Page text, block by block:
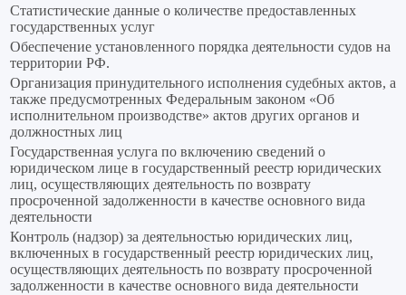
Статистические данные о количестве предоставленных
государственных услуг
Обеспечение установленного порядка деятельности судов на
территории РФ.
Организация принудительного исполнения судебных актов, а
также предусмотренных Федеральным законом «Об
исполнительном производстве» актов других органов и
должностных лиц
Государственная услуга по включению сведений о
юридическом лице в государственный реестр юридических
лиц, осуществляющих деятельность по возврату
просроченной задолженности в качестве основного вида
деятельности
Контроль (надзор) за деятельностью юридических лиц,
включенных в государственный реестр юридических лиц,
осуществляющих деятельность по возврату просроченной
задолженности в качестве основного вида деятельности